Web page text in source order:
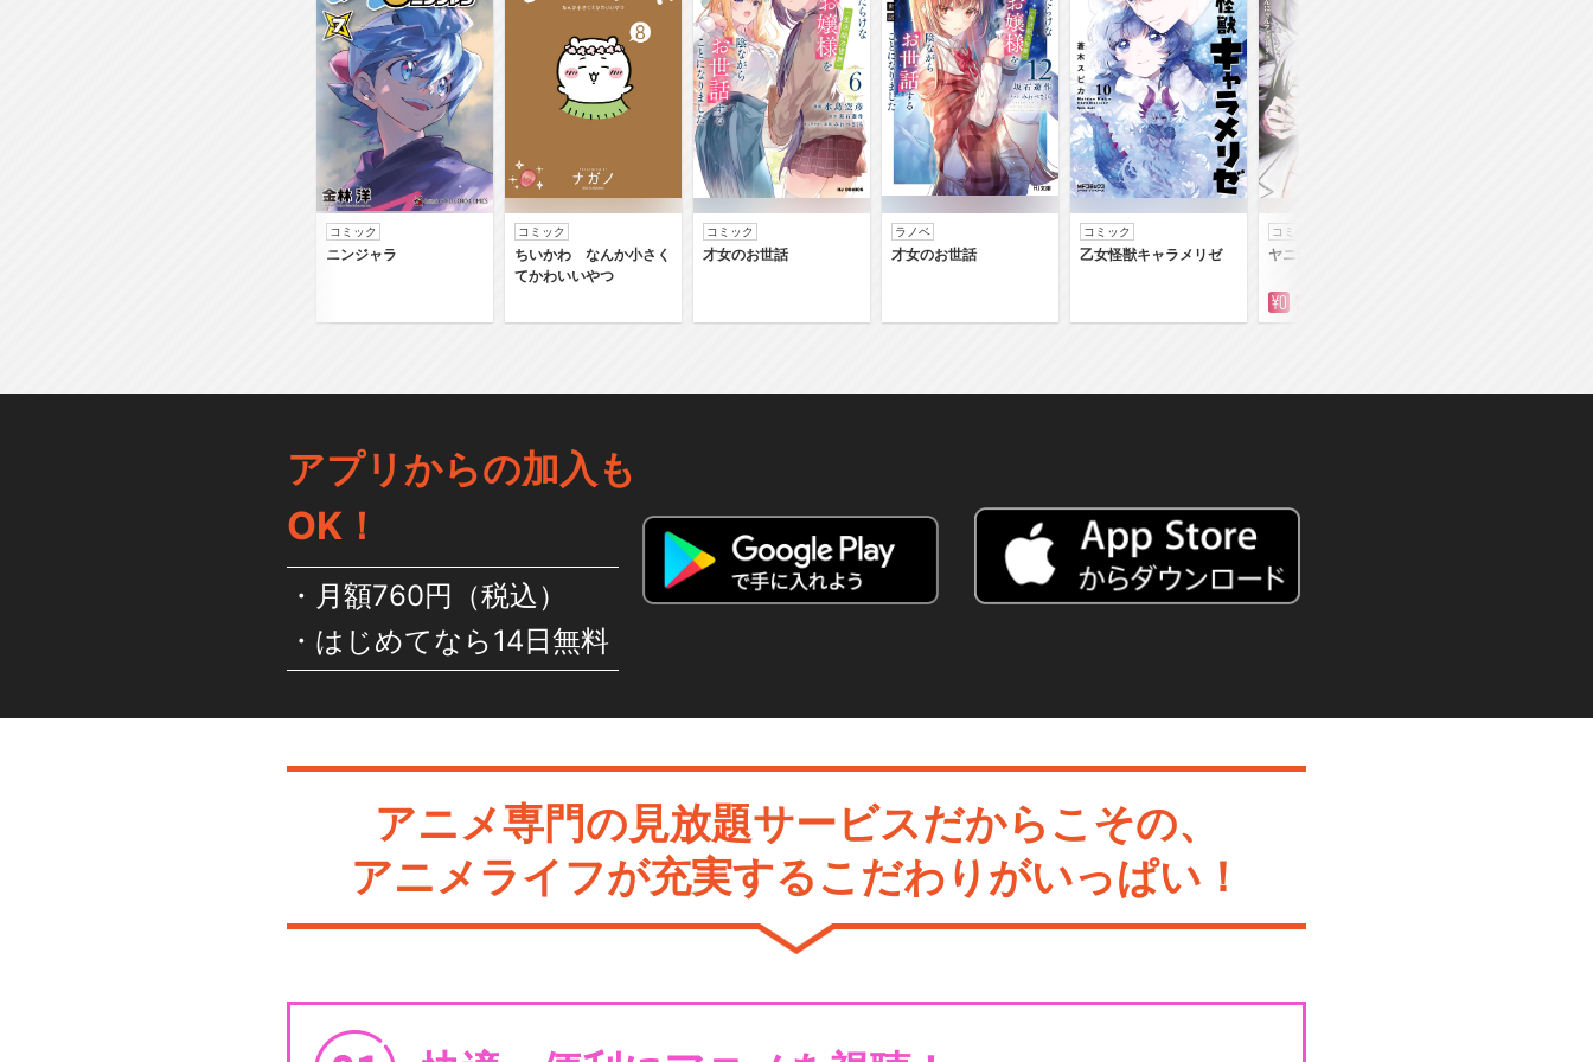
コミック
ニンジャラ
コミック
ちいかわ なんか小さく
てかわいいやつ
コミック
才女のお世話
ラノベ
才女のお世話
コミック
乙女怪獣キャラメリゼ
コミック
ヤニねこ
アプリからの加入も
OK！
月額760円（税込）
はじめてなら14日無料
アニメ専門の見放題サービスだからこその、
アニメライフが充実するこだわりがいっぱい！